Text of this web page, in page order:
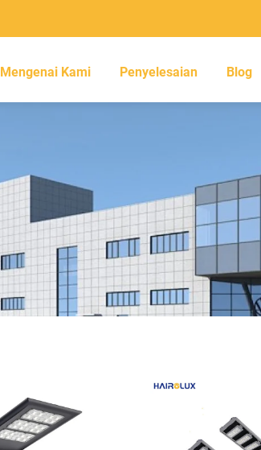
Mengenai Kami Penyelesaian Blog